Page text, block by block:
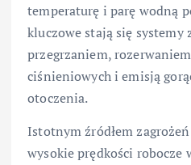
temperaturę i parę wodną
kluczowe stają się systemy
przegrzaniem,
ciśnieniowych i emisją
otoczenia.
Istotnym źródłem
wysokie prędkości robocze